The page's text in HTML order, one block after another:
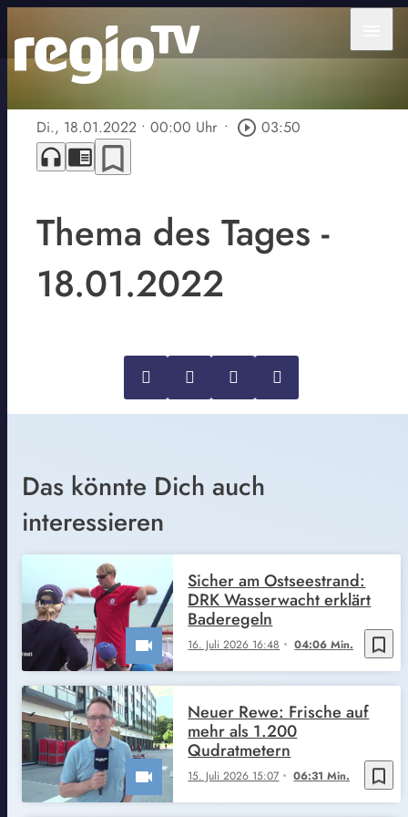
Di., 18.01.2022 • 00:00 Uhr • play_circle_outline 03:50
headphones chrome_reader_mode bookmark_border
Thema des Tages -
18.01.2022
Das könnte Dich auch
interessieren
bookmark_border
16. Juli 2026 16:48 04:06 Min.
Sicher am Ostseestrand:
DRK Wasserwacht erklärt
Baderegeln
bookmark_border
15. Juli 2026 15:07 06:31 Min.
Neuer Rewe: Frische auf
mehr als 1.200
Qudratmetern